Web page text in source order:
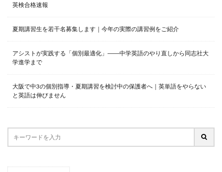
英検合格速報
夏期講習生を若干名募集します｜今年の実際の講習例をご紹介
アシストが実践する「個別最適化」――中学英語のやり直しから同志社大
学進学まで
大阪で中3の個別指導・夏期講習を検討中の保護者へ｜英単語をやらない
と英語は伸びません